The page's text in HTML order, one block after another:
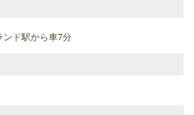
ド駅から車7分